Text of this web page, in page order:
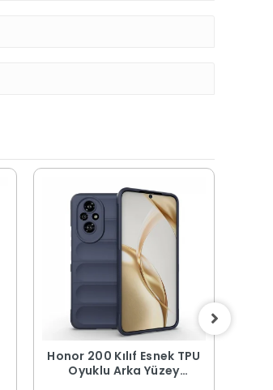
Honor 200 Kılıf Esnek TPU
Oyuklu Arka Yüzey